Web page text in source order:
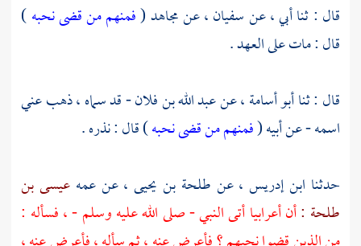
قال : ثنا أبي ،عن سفيان ،عنمجاهد(فمنهم من قضى نحبه)
قال : مات على العهد .
قال : ثناأبو أسامة ،عنعبد الله بن فلان- قد سماه ، ذهب عني
اسمه - عن أبيه (فمنهم من قضى نحبه) قال : نذره .
حدثنا ابن إدريس ،عن طلحة بن يحيى ،عن عمه عيسى بن
طلحة :أن أعرابيا أتى النبي - صلى الله عليه وسلم - ، فسأله :